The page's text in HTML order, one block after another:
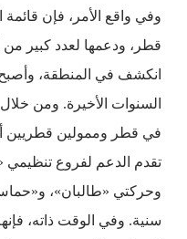
وفي واقع الأمر، فإن
قطر، ودعمها لعدد كبير من
انكشف في المنطقة،
السنوات الأخيرة. ومن
في قطر وممولين قطريين
تقدم الدعم لفروع تنظيمي
وحركتي «طالبان»،
سنية. وفي الوقت ذاته،